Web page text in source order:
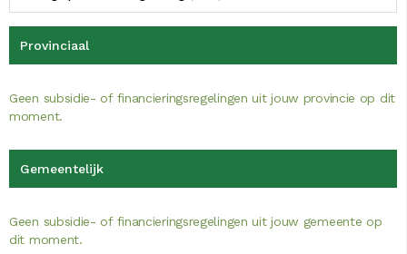
Provinciaal
Geen subsidie- of financieringsregelingen uit jouw provincie op dit
moment.
Gemeentelijk
Geen subsidie- of financieringsregelingen uit jouw gemeente op
dit moment.